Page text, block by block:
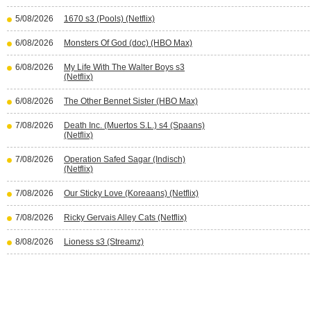
5/08/2026 1670 s3 (Pools) (Netflix)
6/08/2026 Monsters Of God (doc) (HBO Max)
6/08/2026
My Life With The Walter Boys s3
(Netflix)
6/08/2026 The Other Bennet Sister (HBO Max)
7/08/2026
Death Inc. (Muertos S.L.) s4 (Spaans)
(Netflix)
7/08/2026
Operation Safed Sagar (Indisch)
(Netflix)
7/08/2026 Our Sticky Love (Koreaans) (Netflix)
7/08/2026 Ricky Gervais Alley Cats (Netflix)
8/08/2026 Lioness s3 (Streamz)